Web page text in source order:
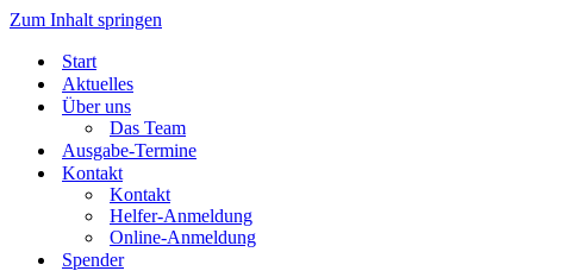
Zum Inhalt springen
Start
Aktuelles
Über uns
Das Team
Ausgabe-Termine
Kontakt
Kontakt
Helfer-Anmeldung
Online-Anmeldung
Spender